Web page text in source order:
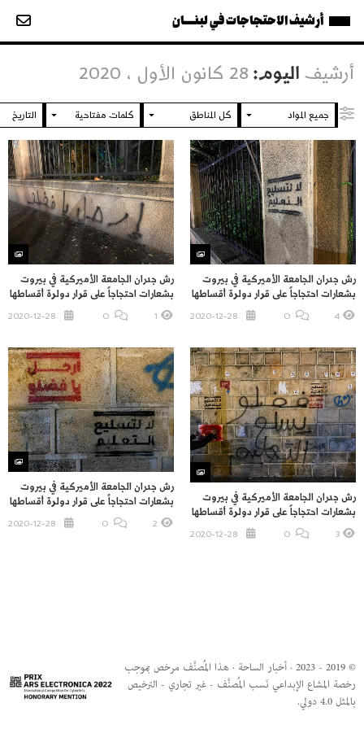
أرشيف الاحتجاجات في لبنــــان
أرشيف اليوم: 28 كانون الأول ، 2020
رش جدران الجامعة الأميركية في بيروت
بشعارات احتجاجاً على قرار دولرة أقساطها
4
O
رش جدران الجامعة الأميركية في بيروت
بشعارات احتجاجاً على قرار دولرة أقساطها
1
O
رش جدران الجامعة الأميركية في بيروت
بشعارات احتجاجاً على قرار دولرة أقساطها
3
رش جدران الجامعة الأميركية في بيروت
بشعارات احتجاجاً على قرار دولرة أقساطها
2
O
© 2019 - 2023 · أخبار الساحة · هذا المُصنَّف مرخص بموجب
رخصة المشاع الإبداعي نَسب المُصنَّف - غير تجاري - الترخيص
بالمثل 4.0 دولي.